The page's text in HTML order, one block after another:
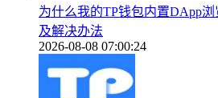
为什么我的TP钱包内置DApp
及解决办法
2026-08-08 07:00:24